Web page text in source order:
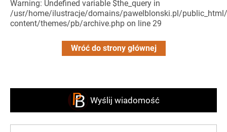
Warning: Undefined variable $the_query in
/usr/home/ilustracje/domains/pawelblonski.pl/
content/themes/pb/archive.php on line 29
Wróć do strony głównej
Wyślij wiadomość